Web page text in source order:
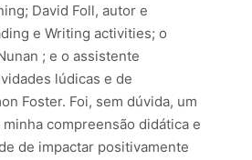
David Foll, autor e
e Writing activities; o
; e o assistente
lúdicas e de
Foster. Foi, sem dúvida, um
compreensão didática e
de impactar positivamente